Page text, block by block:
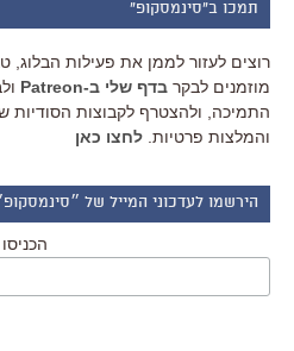
תמכו ב"סינמסקופ"
רוצים לעזור לממן את פעילות
מוזמנים לבקר בדף שלי ב-Patreon
התמיכה, ולהצטרף לקבוצות הסודיות
והמלצות פרטיות. לחצו כאן
הירשמו לעדכוני המייל של